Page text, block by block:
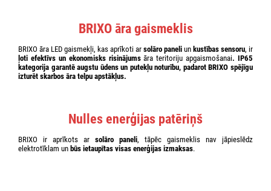
BRIXO āra gaismeklis
BRIXO āra LED gaismekļi, kas aprīkoti ar solāro paneli un kustības sensoru, ir
ļoti efektīvs un ekonomisks risinājumsāra teritoriju apgaismošanai. IP65
kategorija garantēaugstu ūdens un putekļu noturību, padarot BRIXO spējīgu
izturēt skarbos āra telpu apstākļus.
Nulles enerģijas patēriņš
BRIXO ir aprīkots ar solāro paneli, tāpēc gaismeklis nav jāpieslēdz
elektrotīklam un būs ietaupītas visas enerģijas izmaksas.